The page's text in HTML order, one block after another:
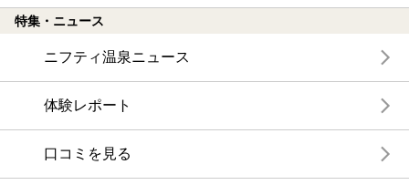
特集・ニュース
ニフティ温泉ニュース
体験レポート
口コミを見る